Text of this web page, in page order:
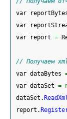
var
var
var report =
// Получаем
var dataBytes
var dataSet =
dataSet.
report.